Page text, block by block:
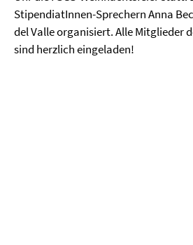
StipendiatInnen-Sprechern Anna
del Valle organisiert. Alle Mitglieder
sind herzlich eingeladen!